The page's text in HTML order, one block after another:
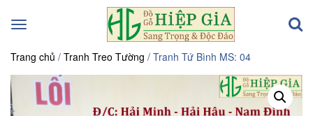
Toggle
Trang chủ / Tranh Treo Tường / Tranh Tứ Bình MS: 04